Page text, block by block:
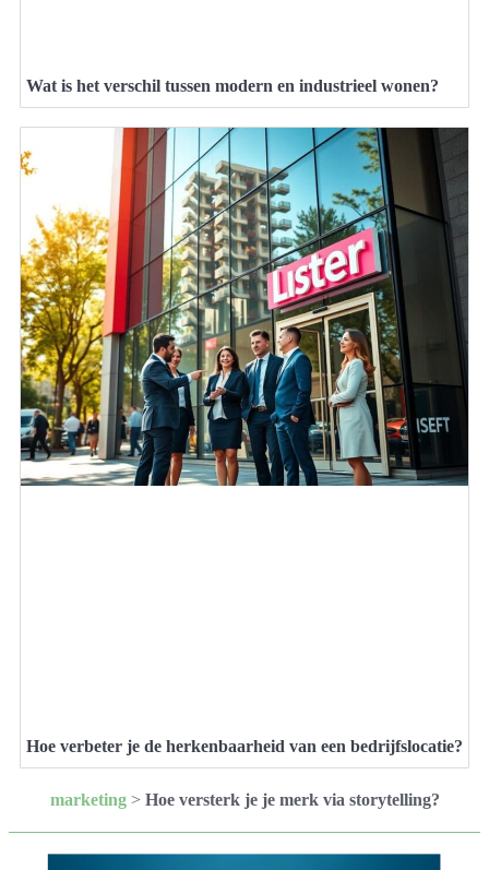
Wat is het verschil tussen modern en industrieel wonen?
Hoe verbeter je de herkenbaarheid van een bedrijfslocatie?
marketing> Hoe versterk je je merk via storytelling?